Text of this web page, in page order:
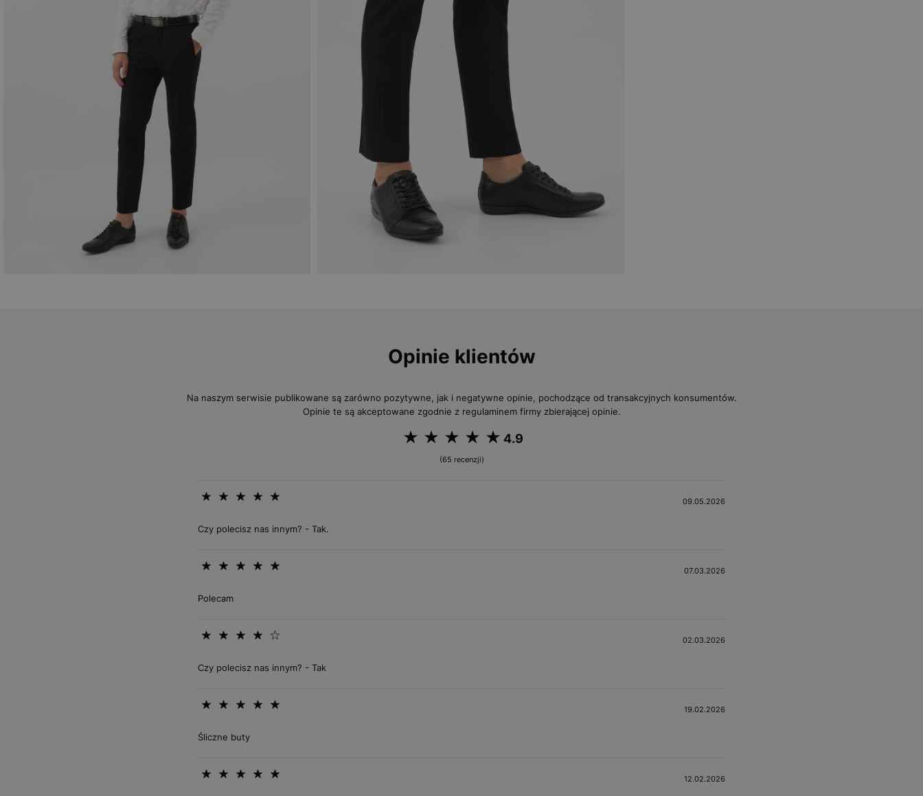
Opinie klientów
Na naszym serwisie publikowane są zarówno pozytywne, jak i negatywne opinie, pochodzące od transakcyjnych konsumentów.
Opinie te są akceptowane zgodnie z regulaminem firmy zbierającej opinie.
4.9
(65 recenzji)
09.05.2026
Czy polecisz nas innym? - Tak.
07.03.2026
Polecam
02.03.2026
Czy polecisz nas innym? - Tak
19.02.2026
Śliczne buty
12.02.2026